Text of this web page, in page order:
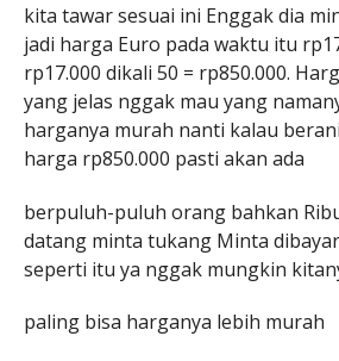
kita tawar sesuai ini Enggak dia
jadi harga Euro pada waktu itu
rp17.000 dikali 50 = rp850.000.
yang jelas nggak mau yang
harganya murah nanti kalau
harga rp850.000 pasti akan ada
berpuluh-puluh orang bahkan
datang minta tukang Minta
seperti itu ya nggak mungkin
paling bisa harganya lebih murah